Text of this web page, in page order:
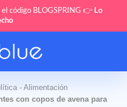
código BLOGSPRING 👉 Lo
- Alimentación
con copos de avena para